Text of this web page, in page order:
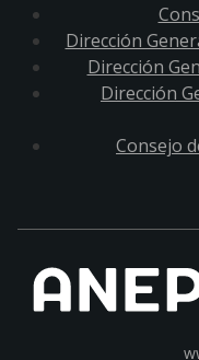
Dirección
Dirección
Dirección
Consejo